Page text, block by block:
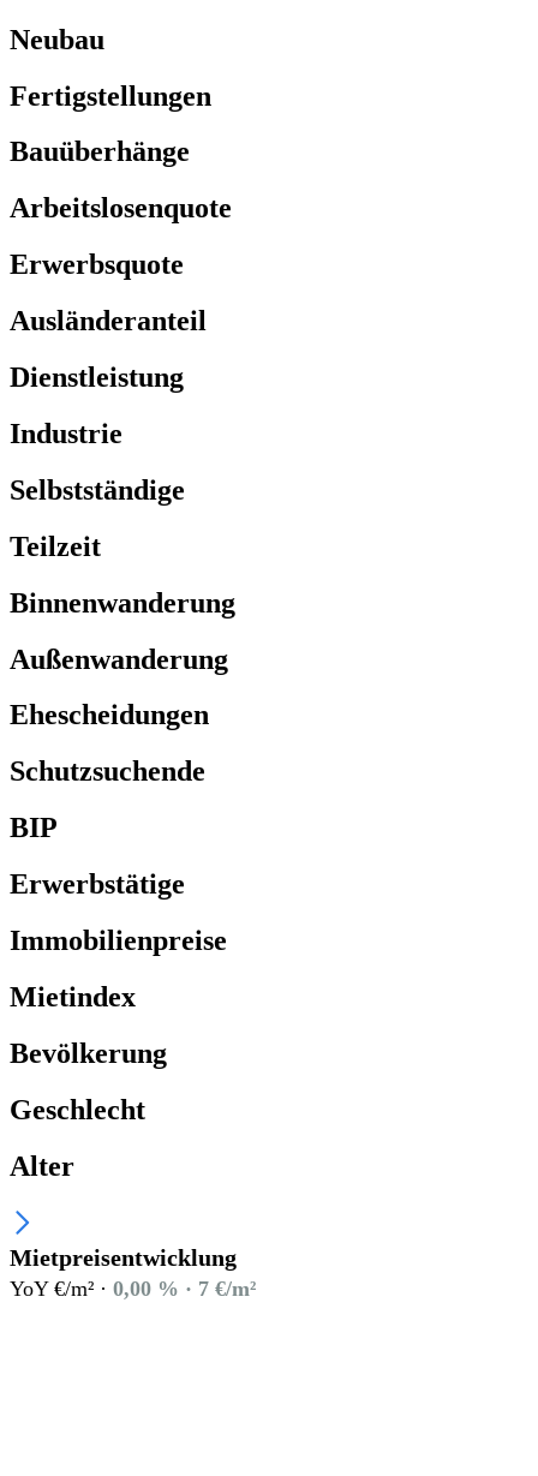
Neubau
Fertigstellungen
Bauüberhänge
Arbeitslosenquote
Erwerbsquote
Ausländeranteil
Dienstleistung
Industrie
Selbstständige
Teilzeit
Binnenwanderung
Außenwanderung
Ehescheidungen
Schutzsuchende
BIP
Erwerbstätige
Immobilienpreise
Mietindex
Bevölkerung
Geschlecht
Alter
Mietpreisentwicklung
YoY €/m² · 0,00 % · 7 €/m²